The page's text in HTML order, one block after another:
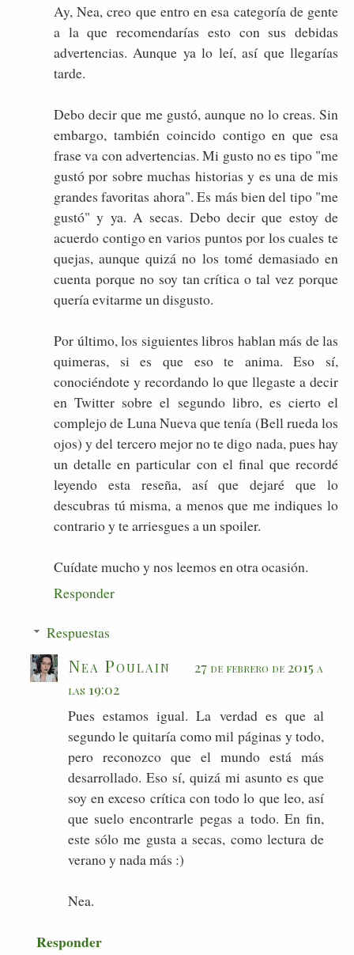
Ay, Nea, creo que entro en esa categoría de gente
a la que recomendarías esto con sus debidas
advertencias. Aunque ya lo leí, así que llegarías
tarde.
Debo decir que me gustó, aunque no lo creas. Sin
embargo, también coincido contigo en que esa
frase va con advertencias. Mi gusto no es tipo "me
gustó por sobre muchas historias y es una de mis
grandes favoritas ahora". Es más bien del tipo "me
gustó" y ya. A secas. Debo decir que estoy de
acuerdo contigo en varios puntos por los cuales te
quejas, aunque quizá no los tomé demasiado en
cuenta porque no soy tan crítica o tal vez porque
quería evitarme un disgusto.
Por último, los siguientes libros hablan más de las
quimeras, si es que eso te anima. Eso sí,
conociéndote y recordando lo que llegaste a decir
en Twitter sobre el segundo libro, es cierto el
complejo de Luna Nueva que tenía (Bell rueda los
ojos) y del tercero mejor no te digo nada, pues hay
un detalle en particular con el final que recordé
leyendo esta reseña, así que dejaré que lo
descubras tú misma, a menos que me indiques lo
contrario y te arriesgues a un spoiler.
Cuídate mucho y nos leemos en otra ocasión.
Responder
Respuestas
Nea Poulain
27 de febrero de 2015 a
las 19:02
Pues estamos igual. La verdad es que al
segundo le quitaría como mil páginas y todo,
pero reconozco que el mundo está más
desarrollado. Eso sí, quizá mi asunto es que
soy en exceso crítica con todo lo que leo, así
que suelo encontrarle pegas a todo. En fin,
este sólo me gusta a secas, como lectura de
verano y nada más :)
Nea.
Responder